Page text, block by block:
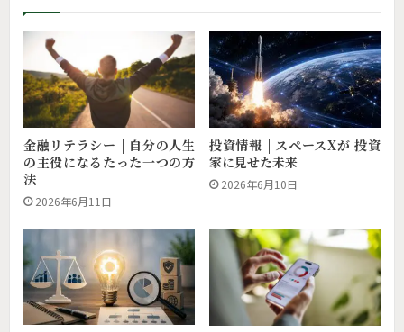
金融リテラシー | 自分の人生
の主役になるたった一つの方
法
2026年6月11日
投資情報 | スペースXが 投資
家に見せた未来
2026年6月10日